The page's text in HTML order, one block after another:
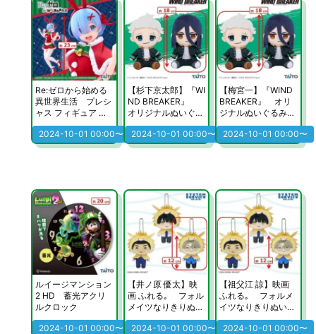
Re:ゼロから始める
異世界生活 プレシ
ャス フィギュア レ
ム～Winter Bunny v
er.～
2024-10-01 00:00〜
【杉下京太郎】『WI
ND BREAKER』
オリジナルぬいぐる
み～梅宮一＆杉下京
太郎～
2024-10-01 00:00〜
【梅宮一】『WIND
BREAKER』 オリ
ジナルぬいぐるみ～
梅宮一＆杉下京太郎
～
2024-10-01 00:00〜
ルイージマンション
2 HD 蓄光アクリ
ルクロック
2024-10-01 00:00〜
【井ノ原 優太】映
画 ふれる｡ フォル
メイツなりきりぬい
ぐるみ
2024-10-01 00:00〜
【祖父江 諒】映画
ふれる｡ フォルメ
イツなりきりぬいぐ
るみ
2024-10-01 00:00〜